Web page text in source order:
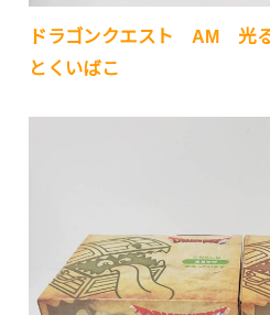
ドラゴンクエスト AM 光
とくいばこ